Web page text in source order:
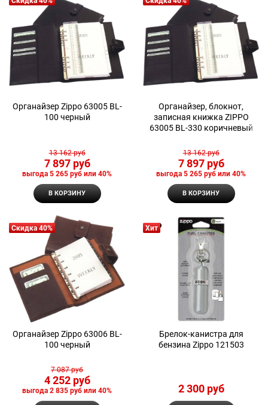
Органайзер Zippo 63005 BL-
100 черный
13 162 руб
7 897 руб
выгода 5 265 руб или 40%
В КОРЗИНУ
Органайзер, блокнот,
записная книжка ZIPPO
63005 BL-330 коричневый
13 162 руб
7 897 руб
выгода 5 265 руб или 40%
В КОРЗИНУ
Скидка 40%
Органайзер Zippo 63006 BL-
100 черный
7 087 руб
4 252 руб
выгода 2 835 руб или 40%
Хит
Брелок-канистра для
бензина Zippo 121503
2 300 руб